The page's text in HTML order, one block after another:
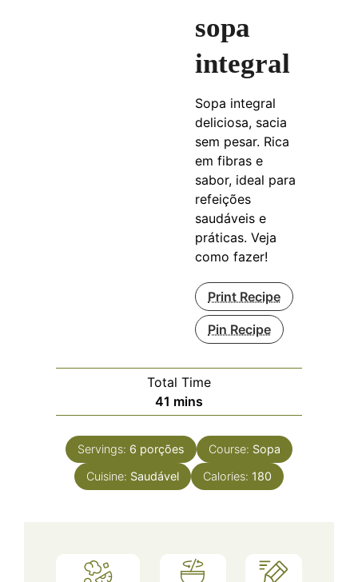
sopa
integral
Sopa integral
deliciosa, sacia
sem pesar. Rica
em fibras e
sabor, ideal para
refeições
saudáveis e
práticas. Veja
como fazer!
Print Recipe
Pin Recipe
Total Time
41 minutes
mins
Servings: 6 porções Course: Sopa
Cuisine: Saudável Calories: 180